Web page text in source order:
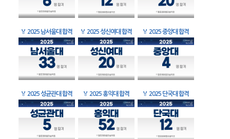
🏅 2025 남서울대 합격 🏅 2025 성신여대 합격 🏅 2025 중앙대 합격
🏅 2025 성균관대 합격 🏅 2025 홍익대 합격 🏅 2025 단국대 합격